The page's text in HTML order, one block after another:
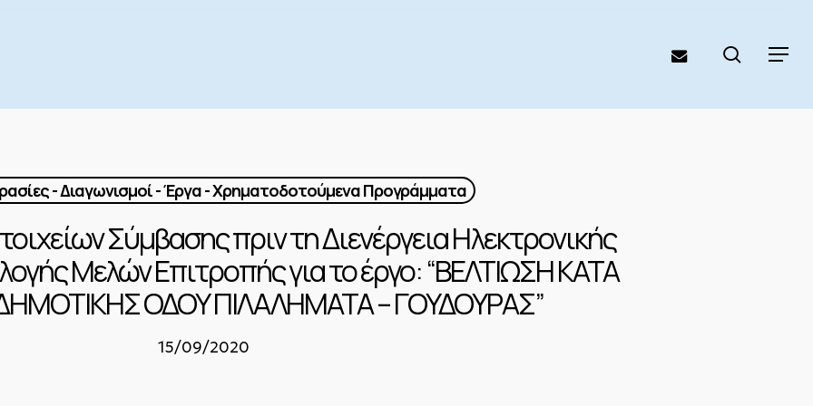
Menu
email search
- Διαγωνισμοί - Έργα - Χρηματοδοτούμενα Προγράμματα
Σύμβασης πριν τη Διενέργεια Ηλεκτρονικής
Μελών Επιτροπής για το έργο: “ΒΕΛΤΙΩΣΗ ΚΑΤΑ
ΟΔΟΥ ΠΙΛΑΛΗΜΑΤΑ – ΓΟΥΔΟΥΡΑΣ”
15/09/2020